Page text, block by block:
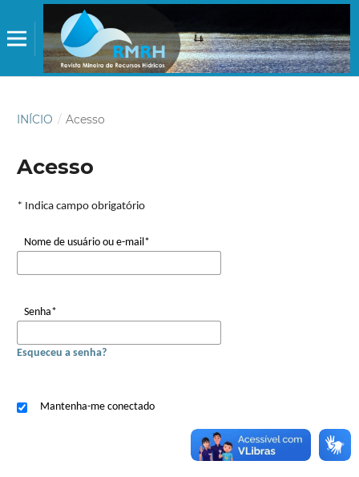
INÍCIO / Acesso
Acesso
* Indica campo obrigatório
Nome de usuário ou e-mail *
Senha*
Esqueceu a senha?
Mantenha-me conectado